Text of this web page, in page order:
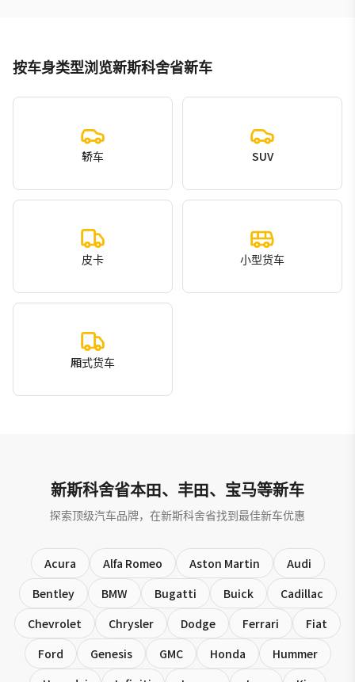
按车身类型浏览新斯科舍省新车
轿车 SUV
皮卡 小型货车
厢式货车
新斯科舍省本田、丰田、宝马等新车
探索顶级汽车品牌，在新斯科舍省找到最佳新车优惠
Acura Alfa Romeo Aston Martin
Audi
Bentley
BMW Bugatti Buick
Cadillac
Chevrolet
Chrysler Dodge Ferrari
Fiat
Ford
Genesis GMC Honda
Hummer